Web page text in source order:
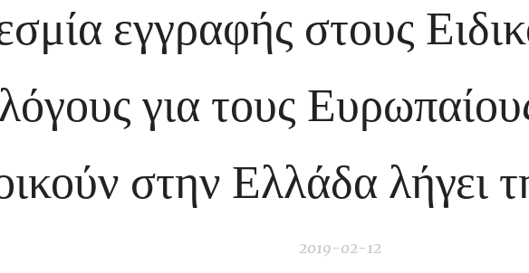
εγγραφής στους
για τους
στην Ελλάδα λήγει
2019-02-12